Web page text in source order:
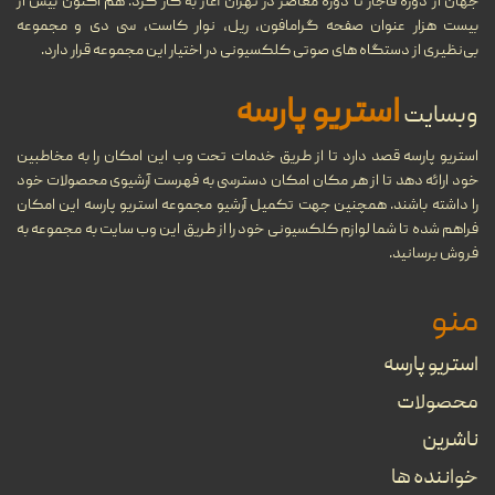
11
شهریور
مروری بر دستگاه‌های مختلف
...
22
مرداد
گرامافون چیست؟
08
خرداد
09
بیست هزار عنوان صفحه گرامافون، ریل، نوار کاست، سی دی و مجموعه
بی‌نظیری از دستگاه های صوتی کلکسیونی در اختیار این مجموعه قرار دارد.
وبسایتاستریو پارسه
استریو پارسه قصد دارد تا از طریق خدمات تحت وب این امکان را به مخاطبین
خود ارائه دهد تا از هر مکان امکان دسترسی به فهرست آرشیوی محصولات خود
را داشته باشند. همچنین جهت تکمیل آرشیو مجموعه استریو پارسه این امکان
فراهم شده تا شما لوازم کلکسیونی خود را از طریق این وب سایت به مجموعه به
فروش برسانید.
منو
استریو پارسه
محصولات
ناشرین
خواننده ها